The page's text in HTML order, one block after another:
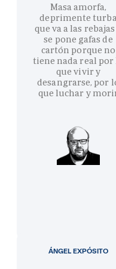
Masa amorfa,
deprimente turba
que va a las rebajas
se pone gafas de
cartón porque no
tiene nada real por
que vivir y
desangrarse, por
que luchar y
ÁNGEL EXPÓSITO